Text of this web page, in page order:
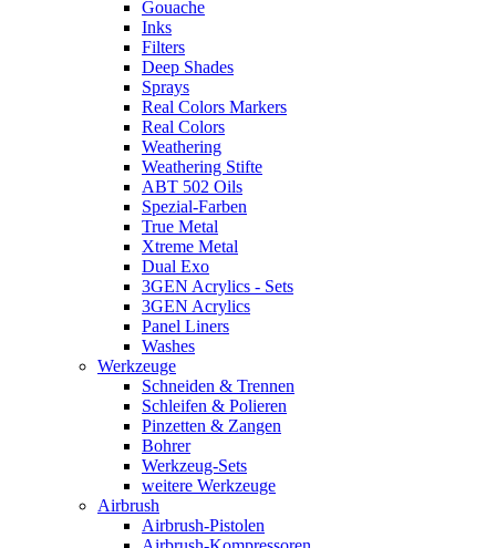
Gouache
Inks
Filters
Deep Shades
Sprays
Real Colors Markers
Real Colors
Weathering
Weathering Stifte
ABT 502 Oils
Spezial-Farben
True Metal
Xtreme Metal
Dual Exo
3GEN Acrylics - Sets
3GEN Acrylics
Panel Liners
Washes
Werkzeuge
Schneiden & Trennen
Schleifen & Polieren
Pinzetten & Zangen
Bohrer
Werkzeug-Sets
weitere Werkzeuge
Airbrush
Airbrush-Pistolen